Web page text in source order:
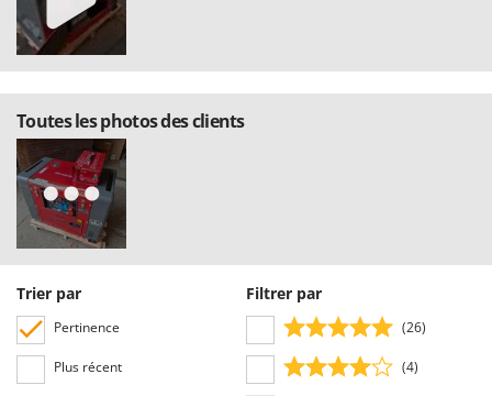
consultés rapidement par nos visiteurs, grâce également aux filtres qui
permettent une sélection rapide, comme par exemple celui permettant de
choisir entre avis positifs et négatifs.
Toutes les photos des clients
Trier par
Pertinence
Plus récent
Filtrer par
(26)
(4)